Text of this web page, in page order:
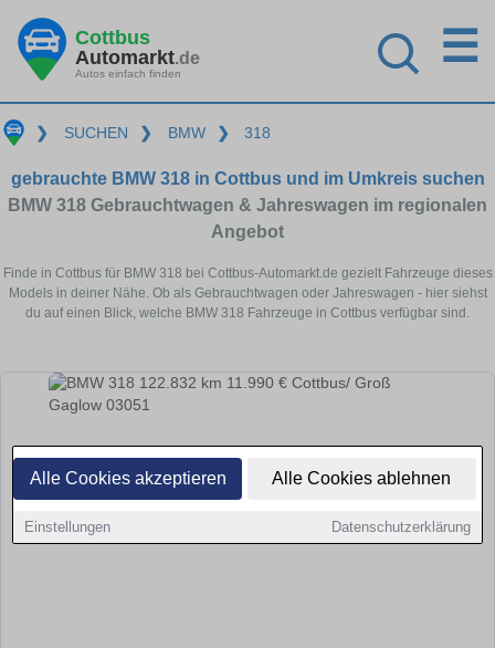
Alle Cookies akzeptieren Alle Cookies ablehnen
Einstellungen Datenschutzerklärung
Cottbus
Automarkt.de
Autos einfach finden
☰
❯ SUCHEN ❯ BMW ❯ 318
gebrauchte BMW 318 in Cottbus und im Umkreis suchen
BMW 318 Gebrauchtwagen & Jahreswagen im regionalen
Angebot
Finde in Cottbus für BMW 318 bei Cottbus-Automarkt.de gezielt Fahrzeuge dieses
Models in deiner Nähe. Ob als Gebrauchtwagen oder Jahreswagen - hier siehst
du auf einen Blick, welche BMW 318 Fahrzeuge in Cottbus verfügbar sind.